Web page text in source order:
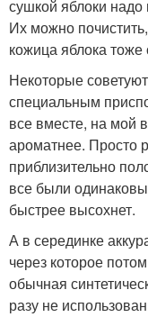
сушкой яблоки
Их можно
кожица яблока тоже
Некоторые
специальным
все вместе, на мой
ароматнее. Просто
приблизительно
все были
быстрее высохнет.
А в серединке
через которое
обычная
разу не